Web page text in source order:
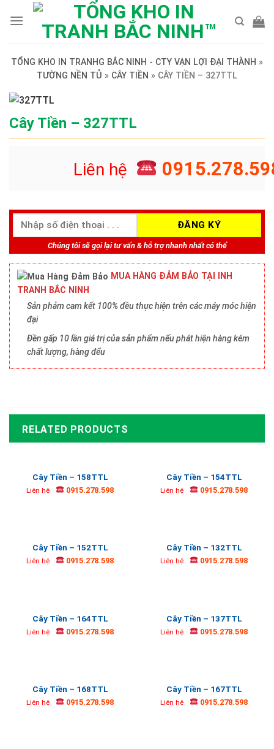
TỔNG KHO IN TRANHG BẮC NINH - CTY VẠN LỢI ĐẠI THÀNH »
TƯỜNG NỀN TỦ » CÂY TIỀN » CÂY TIỀN – 327TTL
Cây Tiền – 327TTL
Liên hệ
Chúng tôi sẽ gọi lại tư vấn & hỗ trợ nhanh nhất có thể
MUA HÀNG ĐẢM BẢO TẠI INH
TRANH BẮC NINH
Sản phảm cam kết 100% đều thực hiện trên các máy móc hiện
đại
Đền gấp 10 lần giá trị của sản phẩm nếu phát hiện hàng kém
chất lượng, hàng đểu
RELATED PRODUCTS
Cây Tiền – 158TTL
Liên hệ 0915.278.598
Cây Tiền – 154TTL
Liên hệ 0915.278.598
Cây Tiền – 152TTL
Liên hệ 0915.278.598
Cây Tiền – 132TTL
Liên hệ 0915.278.598
Cây Tiền – 164TTL
Liên hệ 0915.278.598
Cây Tiền – 137TTL
Liên hệ 0915.278.598
Cây Tiền – 168TTL
Liên hệ 0915.278.598
Cây Tiền – 167TTL
Liên hệ 0915.278.598